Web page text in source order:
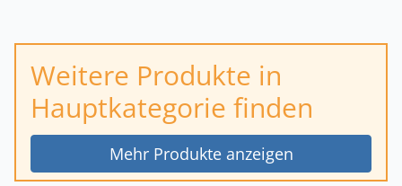
Weitere Produkte in
Hauptkategorie finden
Mehr Produkte anzeigen